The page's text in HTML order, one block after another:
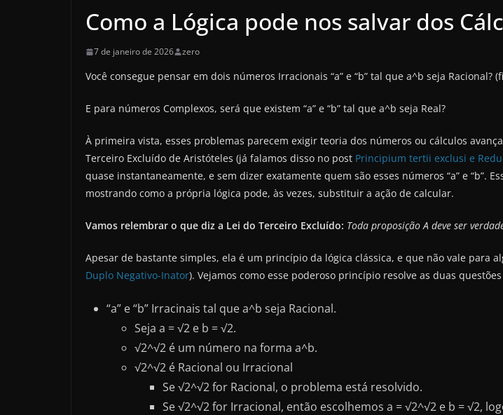
Como a Lógica pode nos salvar dos
7 de janeiro de 2026 zero
Você consegue pensar em dois números Irracionais “a” e “b” tal que a^b seja Racional?
E para números Complexos, será que existem “a” e “b” tal que a^b seja Real?
À primeira vista, esses problemas parecem exigir teoria dos números ou cálculos
Terceiro Excluído de Aristóteles (já falamos disso no post Principium tertii exclusi e
quase instantaneamente, e sem dizer exatamente quem são esses números “a” e
mostrando como a própria lógica pode, às vezes, substituir a ação de calcular.
Vamos relembrar o que diz a Lei do Terceiro Excluído: Toda proposição A deve ser
Apesar de bastante simples, ela é um princípio da lógica clássica, e que não vale para
Duplo Negativo-Inator). Vejamos como esse poderoso princípio resolve as duas
“a” e “b” Irracinais tal que a^b seja Racional.
Seja a = √2 e b = √2.
√2^√2 é um número na forma a^b.
√2^√2 é Racional ou Irracional
Se √2^√2 for Racional, o problema está resolvido.
Se √2^√2 for Irracional, então escolhemos a = √2^√2 e b = √2,